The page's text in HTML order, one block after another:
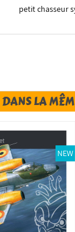
petit chasseur
LA
NEW